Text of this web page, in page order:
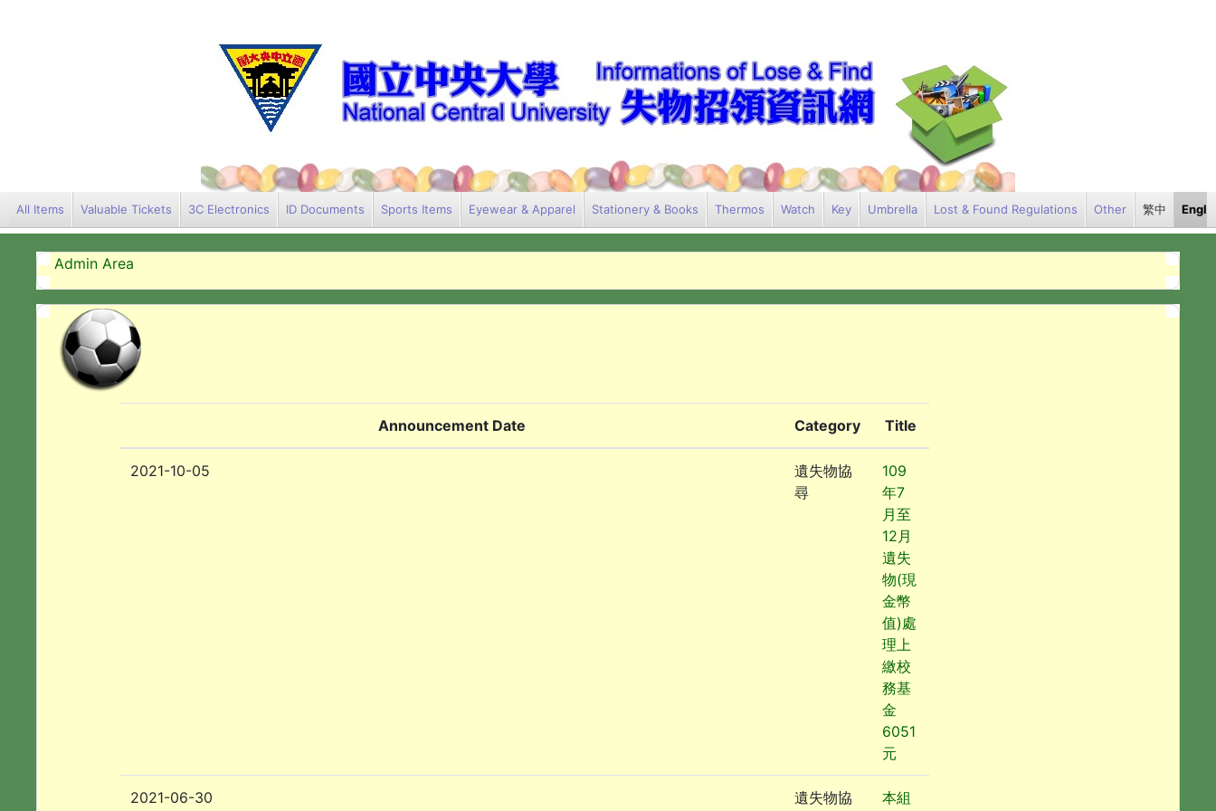
All Items Valuable Tickets 3C Electronics ID Documents Sports Items Eyewear & Apparel Stationery & Books Thermos Watch Key Umbrella Lost & Found Regulations Other 繁中
Admin Area
Announcement Date Category Title
2021-10-05
遺失物協
尋
109
年7
月至
12月
遺失
物(現
金幣
值)處
理上
繳校
務基
金
6051
元
2021-06-30
遺失物協
本組